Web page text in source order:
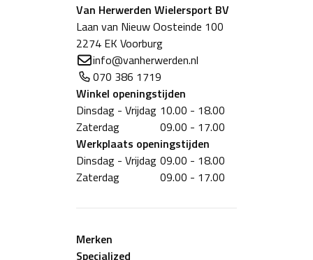
Van Herwerden Wielersport BV
Laan van Nieuw Oosteinde 100
2274 EK Voorburg
info@vanherwerden.nl
070 386 1719
Winkel openingstijden
Dinsdag - Vrijdag 10.00 - 18.00
Zaterdag
09.00 - 17.00
Werkplaats openingstijden
Dinsdag - Vrijdag 09.00 - 18.00
Zaterdag
09.00 - 17.00
Merken
Specialized